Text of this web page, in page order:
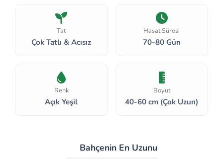
Tat
Çok Tatlı & Acısız
Hasat Süresi
70-80 Gün
Renk
Açık Yeşil
Boyut
40-60 cm (Çok Uzun)
🐍 Bahçenin En Uzunu